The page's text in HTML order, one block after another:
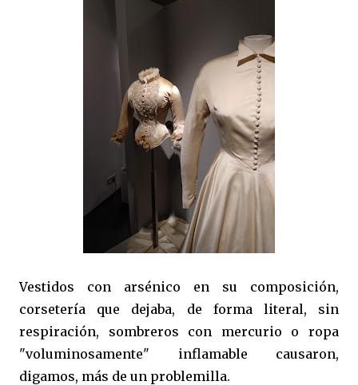
Vestidos con arsénico en su composición,
corsetería que dejaba, de forma literal, sin
respiración, sombreros con mercurio o ropa
"voluminosamente" inflamable causaron,
digamos, más de un problemilla.